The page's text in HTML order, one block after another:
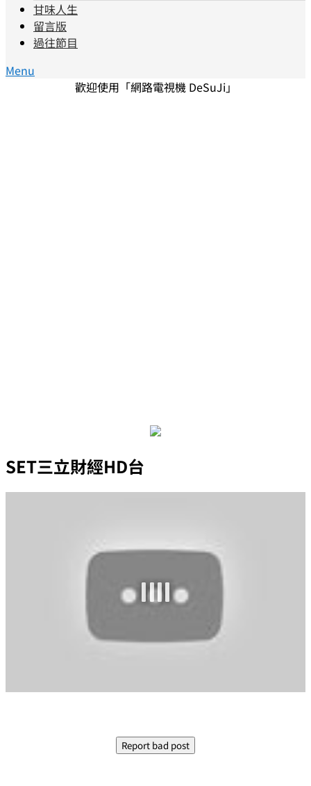
甘味人生
留言版
過往節目
Menu
歡迎使用「網路電視機 DeSuJi」
SET三立財經HD台